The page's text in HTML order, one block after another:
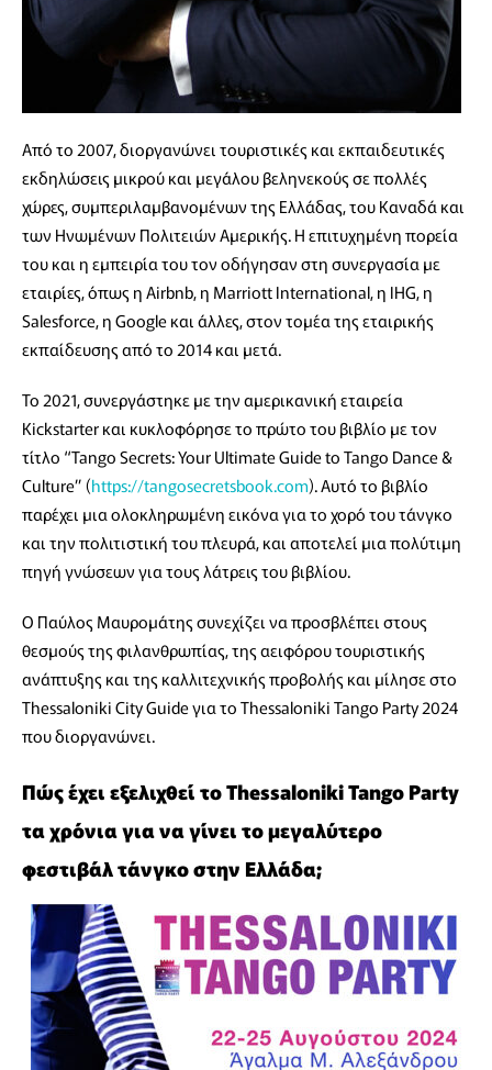
Από το 2007, διοργανώνει τουριστικές και εκπαιδευτικές
εκδηλώσεις μικρού και μεγάλου βεληνεκούς σε πολλές
χώρες, συμπεριλαμβανομένων της Ελλάδας, του Καναδά και
των Ηνωμένων Πολιτειών Αμερικής. Η επιτυχημένη πορεία
του και η εμπειρία του τον οδήγησαν στη συνεργασία με
εταιρίες, όπως η Airbnb, η Marriott International, η IHG, η
Salesforce, η Google και άλλες, στον τομέα της εταιρικής
εκπαίδευσης από το 2014 και μετά.
Το 2021, συνεργάστηκε με την αμερικανική εταιρεία
Kickstarter και κυκλοφόρησε το πρώτο του βιβλίο με τον
τίτλο “Tango Secrets: Your Ultimate Guide to Tango Dance &
Culture” (https://tangosecretsbook.com). Αυτό το βιβλίο
παρέχει μια ολοκληρωμένη εικόνα για το χορό του τάνγκο
και την πολιτιστική του πλευρά, και αποτελεί μια πολύτιμη
πηγή γνώσεων για τους λάτρεις του βιβλίου.
Ο Παύλος Μαυρομάτης συνεχίζει να προσβλέπει στους
θεσμούς της φιλανθρωπίας, της αειφόρου τουριστικής
ανάπτυξης και της καλλιτεχνικής προβολής και μίλησε στο
Thessaloniki City Guide για το Thessaloniki Tango Party 2024
που διοργανώνει.
Πώς έχει εξελιχθεί το Thessaloniki Tango Party
τα χρόνια για να γίνει το μεγαλύτερο
φεστιβάλ τάνγκο στην Ελλάδα;